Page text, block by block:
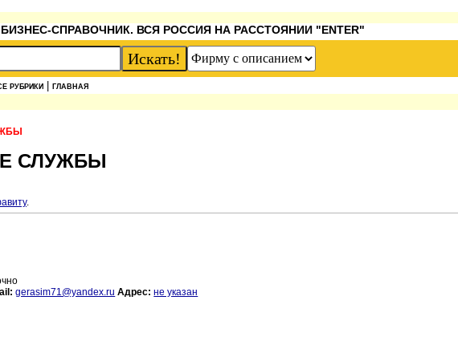
СПРАВОЧНИК. ВСЯ РОССИЯ НА РАССТОЯНИИ "ENTER"
РУБРИКИ ГЛАВНАЯ
СЛУЖБЫ
.
gerasim71@yandex.ru Адрес: не указан